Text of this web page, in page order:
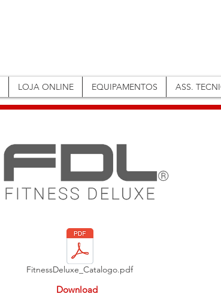
LOJA ONLINE EQUIPAMENTOS ASS.
FitnessDeluxe_Catalogo.pdf
Download